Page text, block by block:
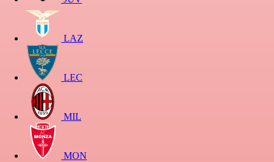
LAZ
LEC
MIL
MON